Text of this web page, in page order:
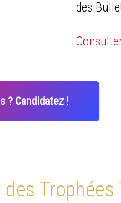
des
? Candidatez !